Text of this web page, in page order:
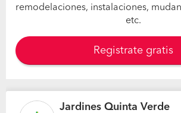
remodelaciones, instalaciones,
etc.
Registrate gratis
Jardines Quinta Verde